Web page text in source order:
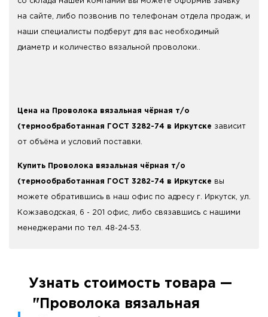
на сайте, либо позвонив по телефонам отдела продаж, и
наши специалисты подберут для вас необходимый
диаметр и количество вязальной проволоки..
Цена на Проволока вязальная чёрная т/о
(термообработанная ГОСТ 3282-74 в Иркутске зависит
от объёма и условий поставки.
Купить Проволока вязальная чёрная т/о
(термообработанная ГОСТ 3282-74 в Иркутске вы
можете обратившись в наш офис по адресу г. Иркутск, ул.
Кожзаводская, 6 - 201 офис, либо связавшись с нашими
менеджерами по тел. 48-24-53.
Узнать стоимость товара —
"Проволока вязальная